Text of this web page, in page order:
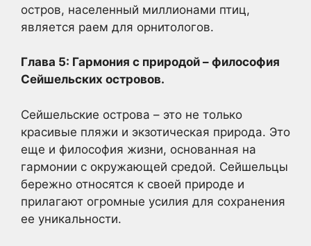
остров, населенный миллионами птиц,
является раем для орнитологов.
Глава 5: Гармония с природой – философия
Сейшельских островов.
Сейшельские острова – это не только
красивые пляжи и экзотическая природа. Это
еще и философия жизни, основанная на
гармонии с окружающей средой. Сейшельцы
бережно относятся к своей природе и
прилагают огромные усилия для сохранения
ее уникальности.